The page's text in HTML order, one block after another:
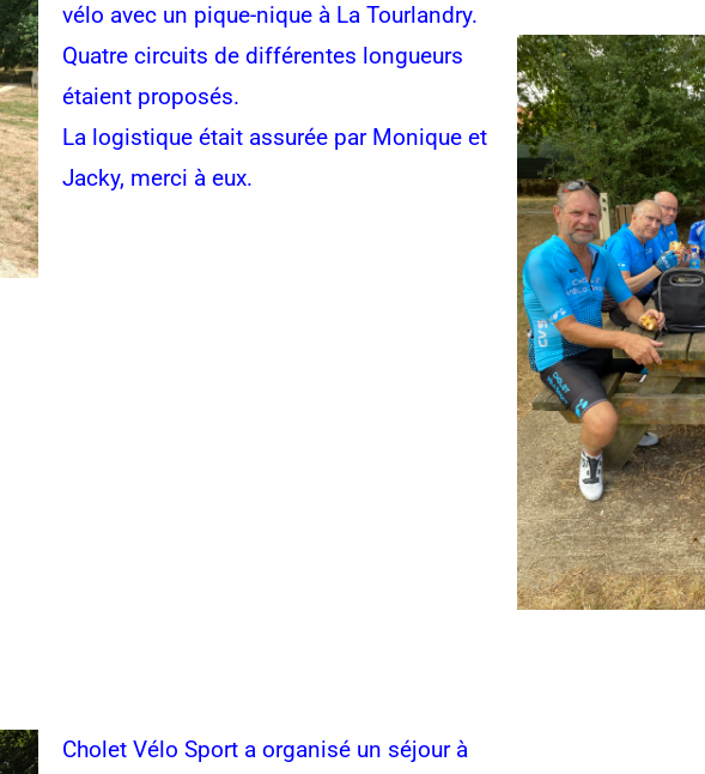
vélo avec un pique-nique à La Tourlandry.
Quatre circuits de différentes longueurs
étaient proposés.
La logistique était assurée par Monique et
Jacky, merci à eux.
Cholet Vélo Sport a organisé un séjour à